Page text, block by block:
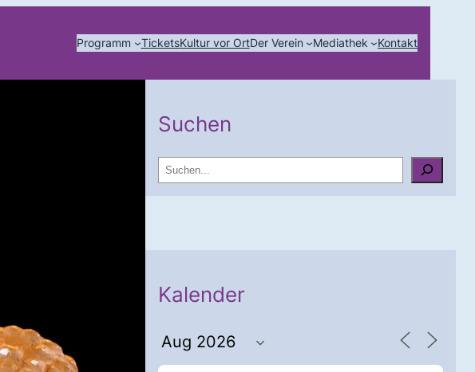
Programm TicketsKultur vor OrtDer Verein Mediathek Kontakt
Suchen
u
Kalender